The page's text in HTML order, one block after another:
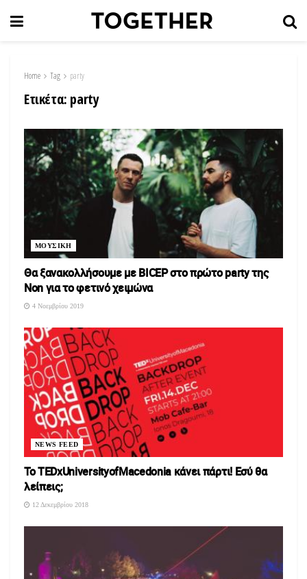
Home Tag party
Ετικέτα: party
ΜΟΥΣΙΚΗ
Θα ξανακολλήσουμε με BICEP στο πρώτο party της
Non για το φετινό χειμώνα
4 Νοεμβρίου 2019
NEWS FEED
To TEDxUniversityofMacedonia κάνει πάρτι! Εσύ θα
λείπεις;
12 Δεκεμβρίου 2018